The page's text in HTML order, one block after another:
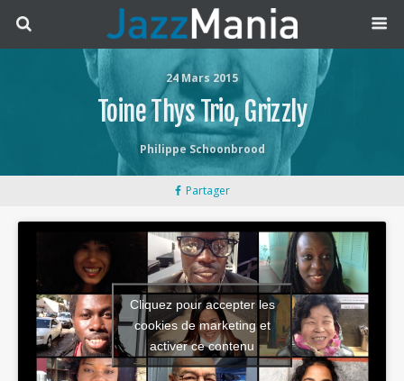
24 Mars 2015
Toine Thys Trio, Grizzly
Philippe Schoonbrood
Partager
Cliquez pour accepter les
cookies de marketing et
activer ce contenu